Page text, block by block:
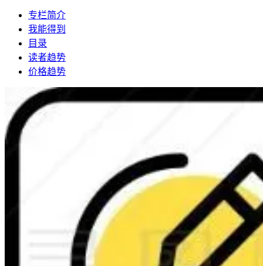
专栏简介
我能得到
目录
读者趋势
价格趋势